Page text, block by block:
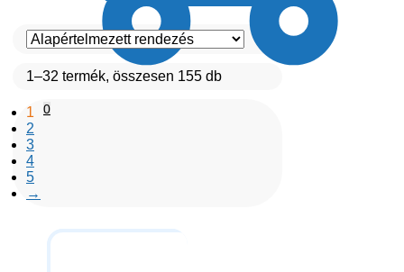
0
1–32 termék, összesen 155 db
1
2
3
4
5
→